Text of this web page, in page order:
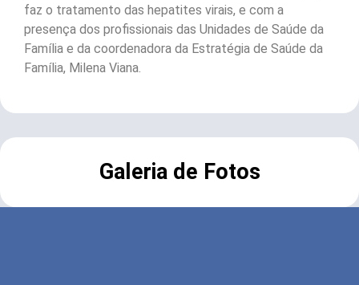
faz o tratamento das hepatites virais, e com a
presença dos profissionais das Unidades de Saúde da
Família e da coordenadora da Estratégia de Saúde da
Família, Milena Viana.
Galeria de Fotos